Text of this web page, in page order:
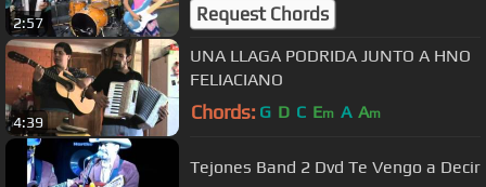
2:57 Request Chords
4:39
UNA LLAGA PODRIDA JUNTO A HNO
FELIACIANO
Chords: G D C Em A Am
Tejones Band 2 Dvd Te Vengo a Decir